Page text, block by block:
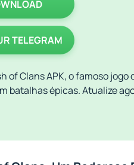
TELEGRAM
of Clans APK, o famoso
batalhas épicas. Atualize